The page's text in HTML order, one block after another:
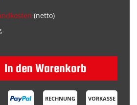
(netto)
In den Warenkorb
RECHNUNG VORKASSE